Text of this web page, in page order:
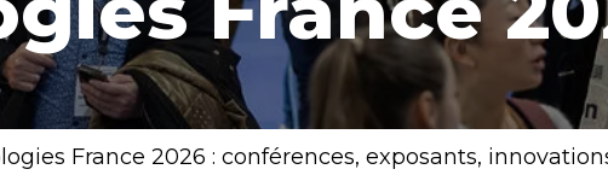
France 2026 : conférences, exposants,